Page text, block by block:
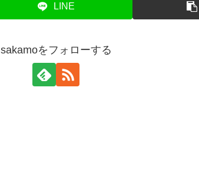
LINE
sakamoをフォローする